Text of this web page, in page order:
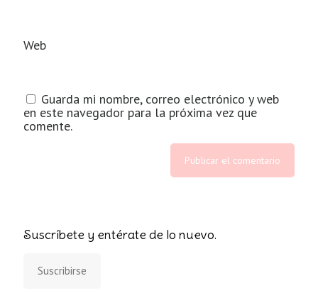
Web
Guarda mi nombre, correo electrónico y web
en este navegador para la próxima vez que
comente.
Suscríbete y entérate de lo nuevo.
Suscribirse